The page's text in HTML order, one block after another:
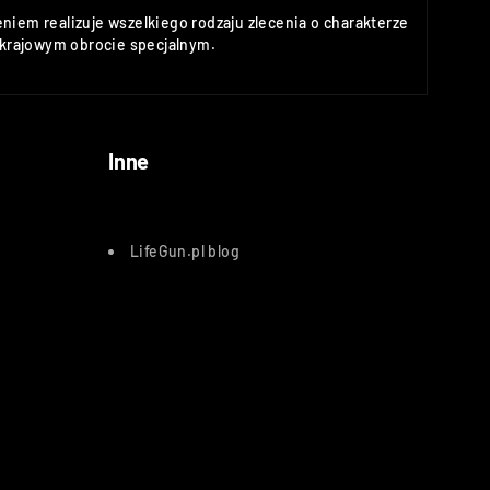
realizuje wszelkiego rodzaju zlecenia o charakterze
obrocie specjalnym.
Inne
LifeGun.pl blog